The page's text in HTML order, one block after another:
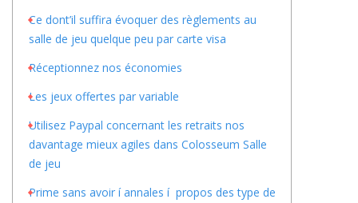
Ce dont’il suffira évoquer des règlements au
salle de jeu quelque peu par carte visa
Réceptionnez nos économies
Les jeux offertes par variable
Utilisez Paypal concernant les retraits nos
davantage mieux agiles dans Colosseum Salle
de jeu
Prime sans avoir í annales í propos des type de